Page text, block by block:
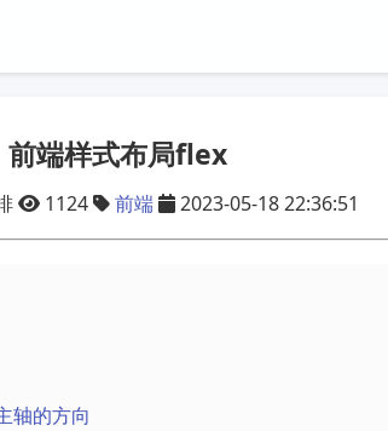
前端样式布局flex
1124 前端 2023-05-18 22:36:51
轴的方向